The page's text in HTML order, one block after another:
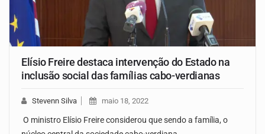
Elísio Freire destaca intervenção do Estado na
inclusão social das famílias cabo-verdianas
Stevenn Silva maio 18, 2022
O ministro Elísio Freire considerou que sendo a família, o